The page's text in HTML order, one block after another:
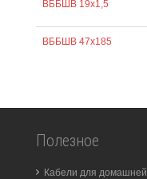
ВББШВ 19х1,5
ВББШВ 47х185
Полезное
Кабели для